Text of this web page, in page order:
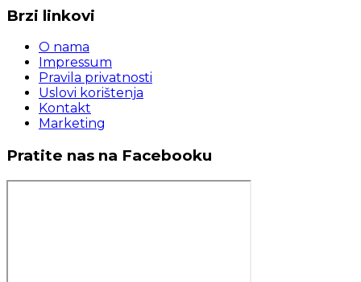
Brzi linkovi
O nama
Impressum
Pravila privatnosti
Uslovi korištenja
Kontakt
Marketing
Pratite nas na Facebooku